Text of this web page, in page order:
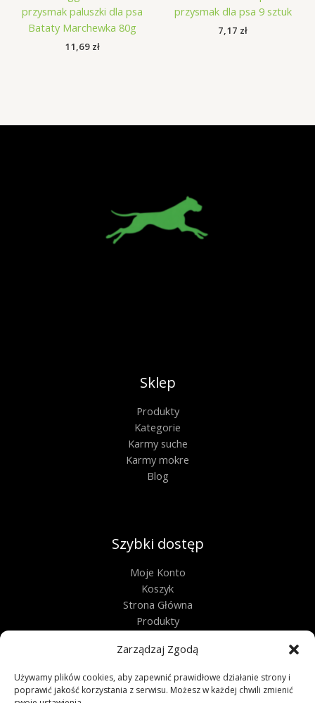
Zarządzaj Zgodą
Używamy plików cookies, aby zapewnić prawidłowe działanie strony i
poprawić jakość korzystania z serwisu. Możesz w każdej chwili zmienić
przysmak paluszki dla psa
Bataty Marchewka 80g
11,69 zł
przysmak dla psa 9 sztuk
7,17 zł
Sklep
Produkty
Kategorie
Karmy suche
Karmy mokre
Blog
Szybki dostęp
Moje Konto
Koszyk
Strona Główna
Produkty
Regulamin